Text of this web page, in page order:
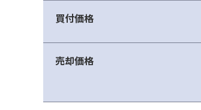
買付価格
売却価格